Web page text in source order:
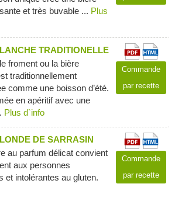
et très buvable ... Plus
TRADITIONELLE
froment ou la bière
traditionnellement
comme une boisson d’été.
en apéritif avec une
Plus d`info
Commande
par recette
DE SARRASIN
au parfum délicat convient
aux personnes
et intolérantes au gluten.
Commande
par recette